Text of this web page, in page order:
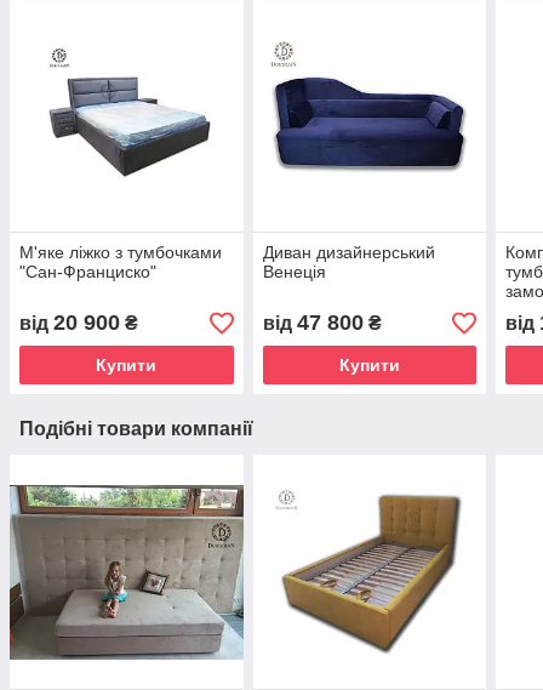
М'яке ліжко з тумбочками
"Сан-Франциско"
від 20 900 ₴
Купити
Диван дизайнерський
Венеція
від 47 800₴
Купити
від
Подібні товари компанії